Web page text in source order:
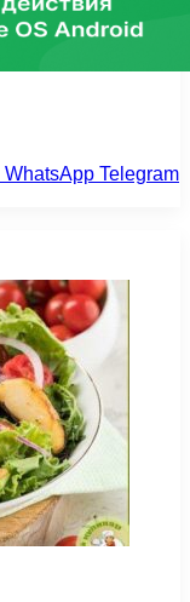
WhatsApp Telegram